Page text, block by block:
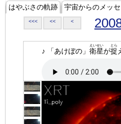
はやぶさの軌跡 宇宙からのメッ
<<< << <
♪ 「あけぼの」 衛星
えいせい
が捉
とら